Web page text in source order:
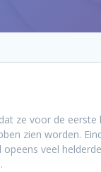
ze voor de eerste
zien worden.
veel